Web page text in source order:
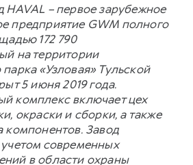
HAVAL – первое зарубежное
предприятие GWM полного
172 790
на территории
«Узловая» Тульской
5 июня 2019 года.
комплекс включает цех
окраски и сборки, а также
компонентов. Завод
современных
в области охраны